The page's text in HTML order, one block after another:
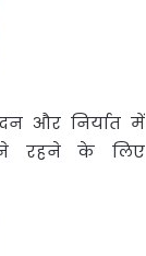
और निर्यात में
रहने के लिए